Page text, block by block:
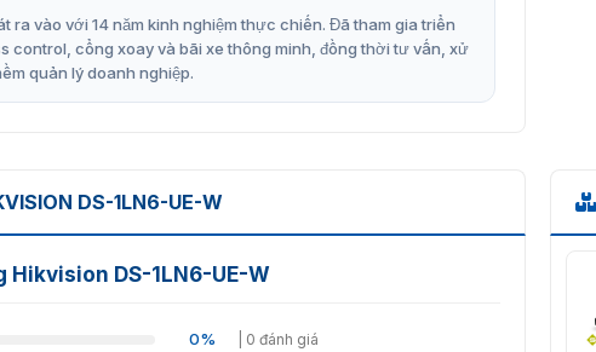
xê dịch lõi.
giúp việc lắp đặt và bảo quản trở nên thuận tiện.
hợp hoàn hảo giữa chất lượng và hiệu suất. Với thiết
Hikvision DS-1LN6-UE-W
bảo hành đầy đủ. Hỗ trợ giải đáp các thắc mắc khi sử
về các thông tin của cáp mạng hoặc thiết bị liên quan!!!
ra vào với 14 năm kinh nghiệm thực chiến. Đã tham gia triển
control, cổng xoay và bãi xe thông minh, đồng thời tư vấn, xử
quản lý doanh nghiệp.
DS-1LN6-UE-W
Hikvision DS-1LN6-UE-W
0% | 0 đánh giá